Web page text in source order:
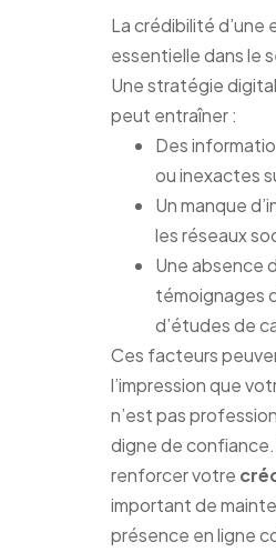
La crédibilité d’une
essentielle dans le
Une stratégie
peut entraîner :
Des
ou inexactes
Un manque
les réseaux
Une absence
témoignages
d’études de
Ces facteurs
l’impression que
n’est pas
digne de
renforcer votre
important de
présence en ligne